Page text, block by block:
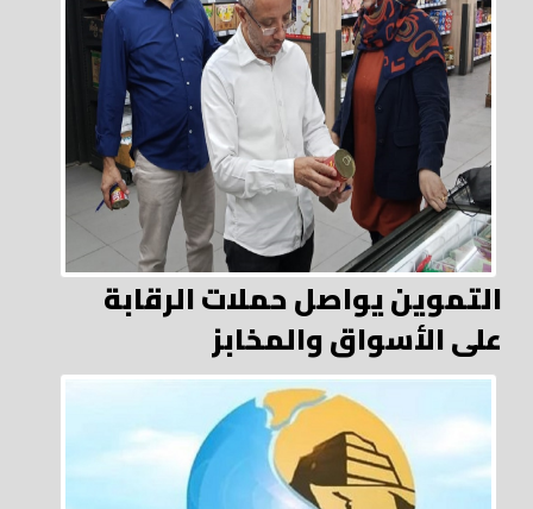
التموين يواصل حملات الرقابة
على الأسواق والمخابز